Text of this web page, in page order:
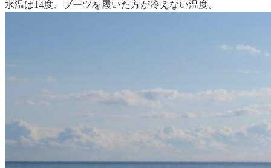
水温は14度、ブーツを履いた方が冷えない温度。